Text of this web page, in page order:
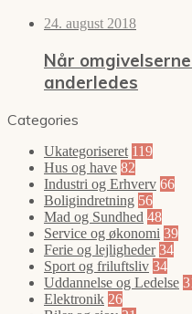
24. august 2018
Når
anderledes
Categories
Ukategoriseret 119
Hus og have 82
Industri og Erhverv 66
Boligindretning 56
Mad og Sundhed 48
Service og økonomi 39
Ferie og lejligheder 34
Sport og friluftsliv 34
Uddannelse og Ledelse
Elektronik 26